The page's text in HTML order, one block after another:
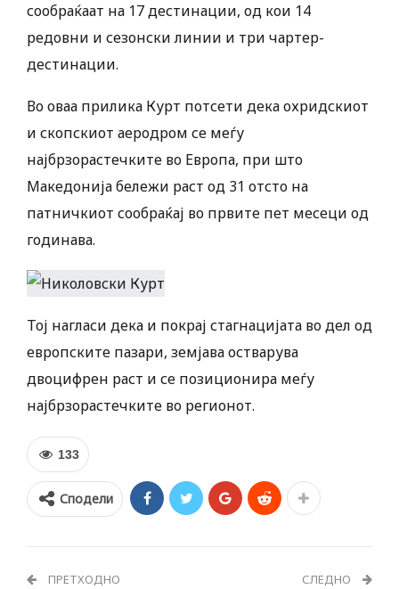
сообраќаат на 17 дестинации, од кои 14
редовни и сезонски линии и три чартер-
дестинации.
Во оваа прилика Курт потсети дека охридскиот
и скопскиот аеродром се меѓу
најбрзорастечките во Европа, при што
Македонија бележи раст од 31 отсто на
патничкиот сообраќај во првите пет месеци од
годинава.
Тој нагласи дека и покрај стагнацијата во дел од
европските пазари, земјава остварува
двоцифрен раст и се позиционира меѓу
најбрзорастечките во регионот.
133
Сподели
ПРЕТХОДНО СЛЕДНО